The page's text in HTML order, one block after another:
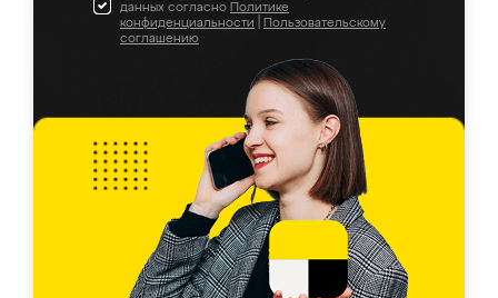
данных согласно Политике
конфиденциальности
Пользовательскому
соглашению